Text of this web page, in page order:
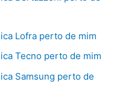
Lofra perto de mim
Tecno perto de mim
Samsung perto de